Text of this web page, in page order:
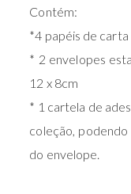
Contém:
*4 papéis de carta
* 2 envelopes
12 x 8cm
* 1 cartela de
coleção,
do envelope.